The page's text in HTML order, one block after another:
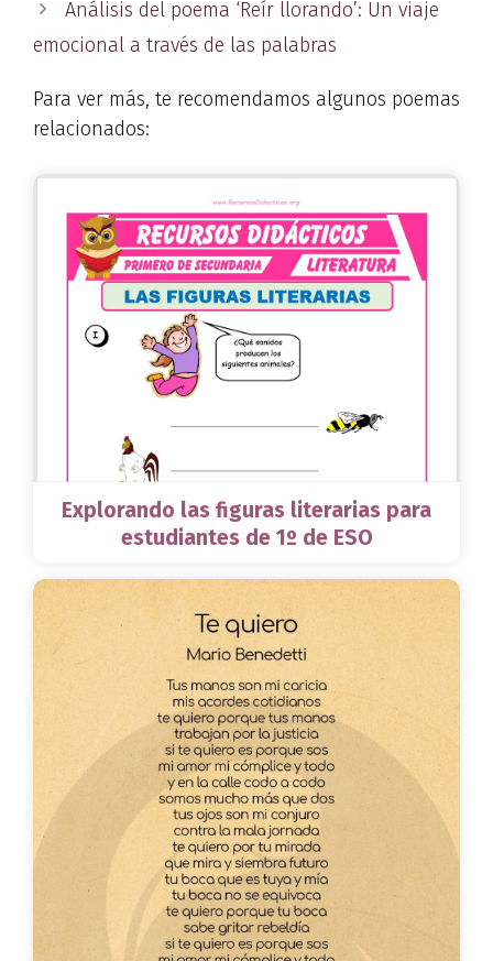
Análisis del poema ‘Reír llorando’: Un viaje
emocional a través de las palabras
Para ver más, te recomendamos algunos poemas
relacionados:
Explorando las figuras literarias para
estudiantes de 1º de ESO